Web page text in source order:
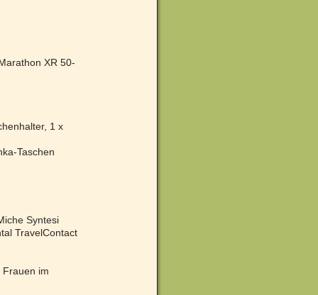
XR 50-
1 x
Taschen
Syntesi
TravelContact
Frauen im